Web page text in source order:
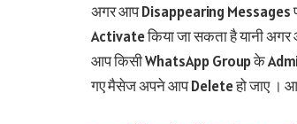
अगर आप Disappearing Messages
Activate किया जा सकता है यानी
आप किसी WhatsApp Group के
गए मैसेज अपने आप Delete हो जाए ।